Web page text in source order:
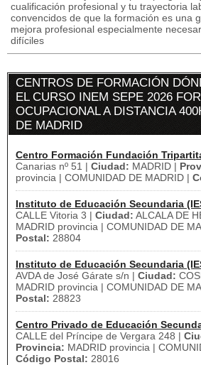
cualificación profesional y tu trayectoria
convencidos de que la formación es una
mejora profesional especialmente
difíciles
CENTROS DE FORMACIÓN
EL CURSO INEM SEPE 2026
OCUPACIONAL A DISTANCIA
DE MADRID
Centro Formación Fundación
Canarias nº 51 | Ciudad: MADRID |
provincia | COMUNIDAD DE MADRID |
Instituto de Educación Secundaria
CALLE Vitoria 3 | Ciudad: ALCALA DE
MADRID provincia | COMUNIDAD DE
Postal: 28804
Instituto de Educación Secundaria
AVDA de José Gárate s/n | Ciudad:
MADRID provincia | COMUNIDAD DE
Postal: 28823
Centro Privado de Educación
CALLE del Príncipe de Vergara 248 |
Provincia: MADRID provincia |
Código Postal: 28016